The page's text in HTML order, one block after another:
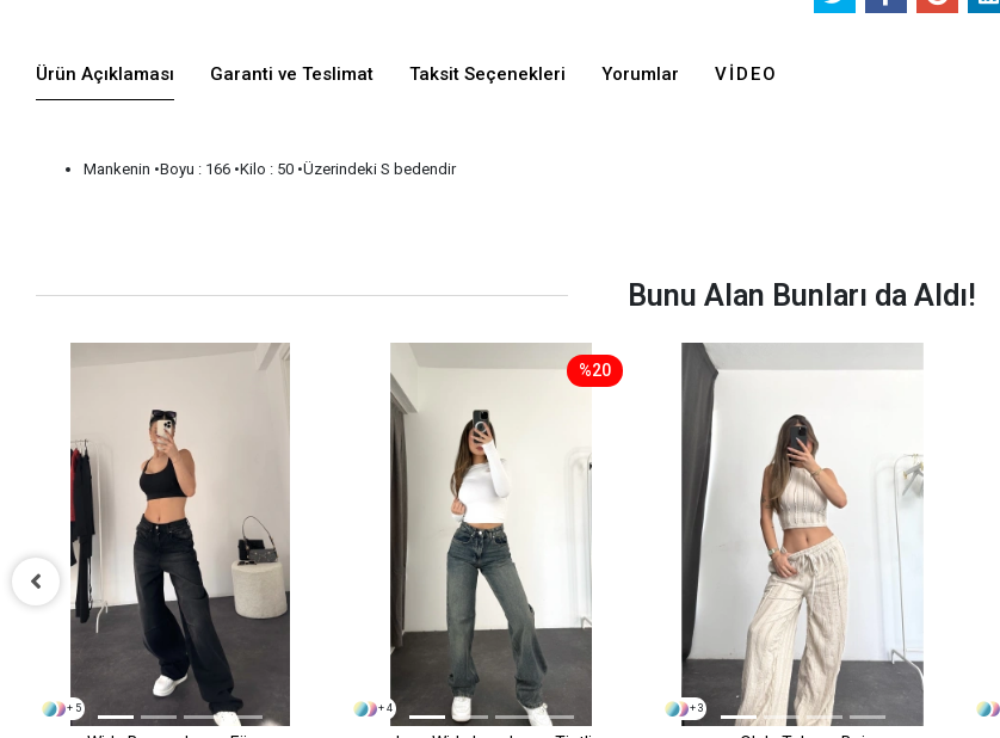
Ürün Açıklaması Garanti ve Teslimat Taksit Seçenekleri Yorumlar VIDEO
Mankenin •Boyu : 166 •Kilo : 50 •Üzerindeki S bedendir
Bunu Alan Bunları da Aldı!
+ 5
%20
+ 4 + 3